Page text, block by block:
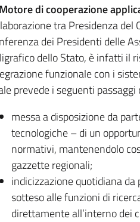
di cooperazione
tra Presidenza del
dei Presidenti delle
dello Stato, è infatti il
funzionale con i
prevede i seguenti
messa a disposizione da
tecnologiche – di un
normativi, mantenendolo
gazzette regionali;
indicizzazione quotidiana
sotteso alle funzioni di
direttamente all’interno dei